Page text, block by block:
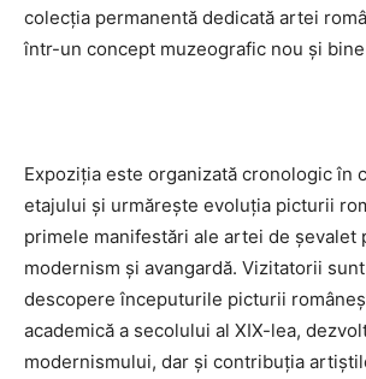
colecția permanentă dedicată artei
într-un concept muzeografic nou și
Expoziția este organizată cronologic în
etajului și urmărește evoluția picturii
primele manifestări ale artei de șevalet
modernism și avangardă. Vizitatorii
descopere începuturile picturii
academică a secolului al XIX-lea,
modernismului, dar și contribuția